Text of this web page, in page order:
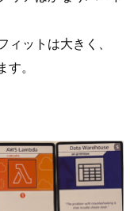
ットは大きく、
。